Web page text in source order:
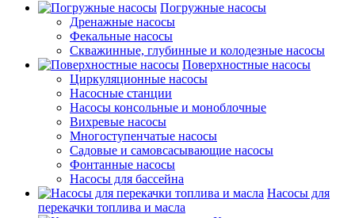
Погружные насосы
Дренажные насосы
Фекальные насосы
Скважинные, глубинные и колодезные насосы
Поверхностные насосы
Циркуляционные насосы
Насосные станции
Насосы консольные и моноблочные
Вихревые насосы
Многоступенчатые насосы
Садовые и самовсасывающие насосы
Фонтанные насосы
Насосы для бассейна
Насосы для
перекачки топлива и масла